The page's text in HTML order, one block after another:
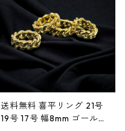
送料無料 喜平リング 21号
19号 17号 幅8mm ゴールド